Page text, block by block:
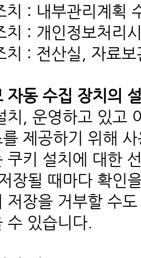
치 : 내부관리계획
치 : 개인정보처리
치 : 전산실, 자료
동 수집 장치의
, 운영하고 있고
제공하기 위해
키 설치에 대한
장될 때마다 확인
저장을 거부할 수
수 있습니다.